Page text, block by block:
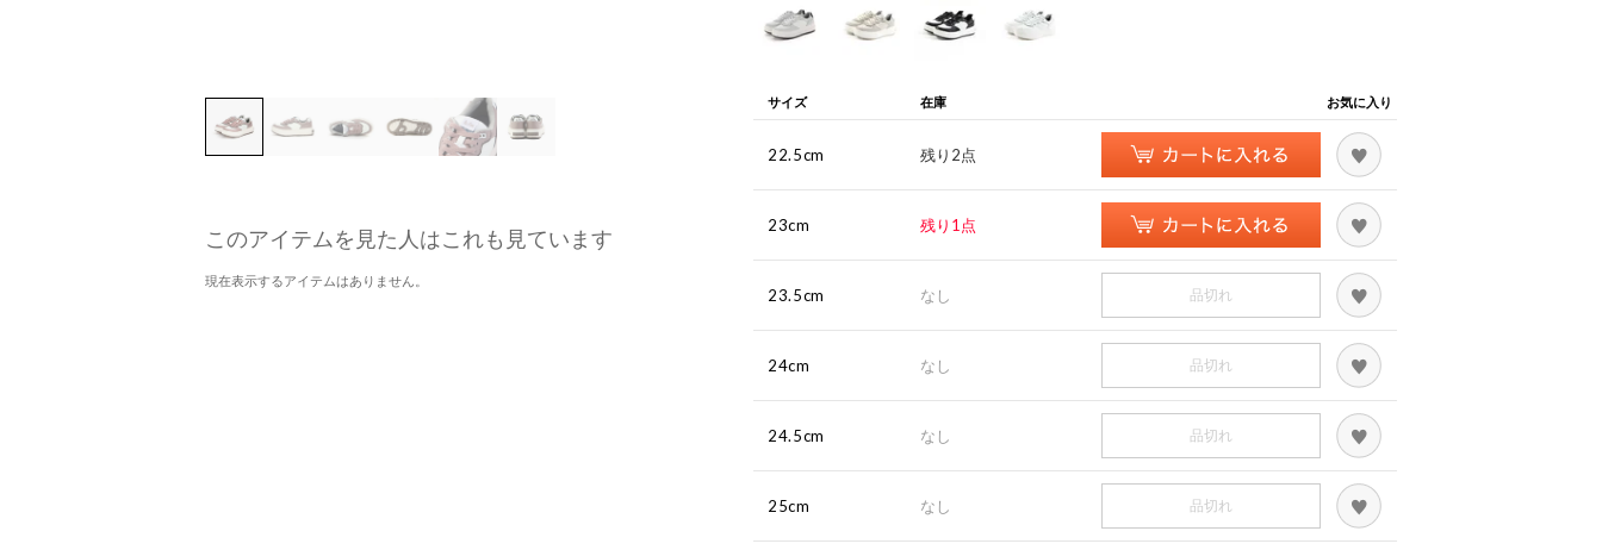
このアイテムを見た人はこれも見ています
現在表示するアイテムはありません。
サイズ 在庫 お気に入り
22.5cm 残り2点
23cm 残り1点
23.5cm なし 品切れ
24cm なし 品切れ
24.5cm なし 品切れ
25cm なし 品切れ